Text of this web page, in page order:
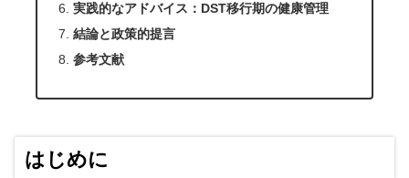
実践的なアドバイス：DST移行期の健康管理
結論と政策的提言
参考文献
はじめに